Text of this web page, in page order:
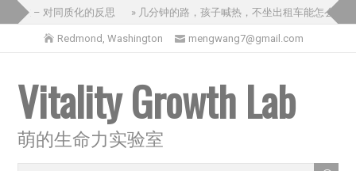
之旅 – 对同质化的反思 » 几分钟的路，孩子喊热，不坐出租车能怎么办？
Redmond, Washington mengwang7@gmail.com
Vitality Growth Lab
萌的生命力实验室